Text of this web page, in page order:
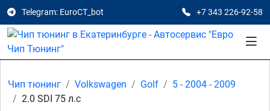
Telegram: EuroCT_bot +7 343 226-92-58
Чип тюнинг Volkswagen Golf
5 - 2004 - 2009
2.0 SDI 75 л.с